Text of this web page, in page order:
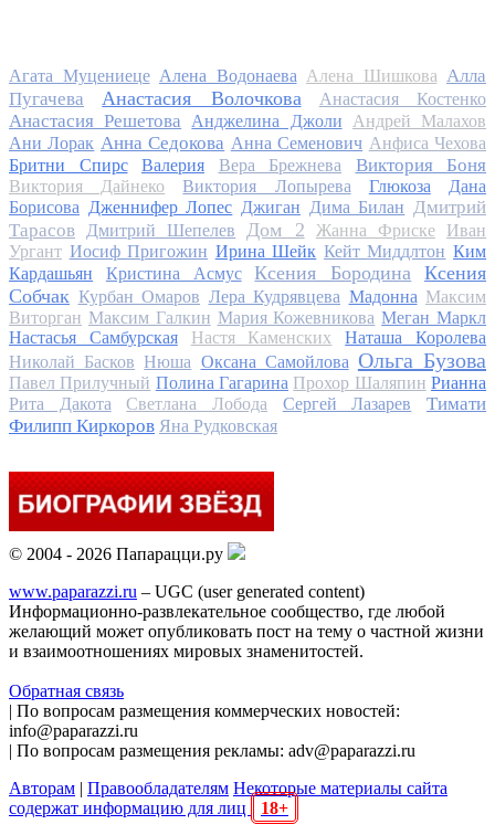
Агата Муцениеце Алена Водонаева Алена Шишкова Алла
Пугачева
Анастасия Волочкова Анастасия Костенко
Анастасия Решетова Анджелина Джоли Андрей Малахов
Ани Лорак Анна Седокова Анна Семенович Анфиса Чехова
Бритни Спирс
Валерия Вера Брежнева Виктория Боня
Виктория Дайнеко Виктория Лопырева Глюкоза
Дана
Борисова Дженнифер Лопес Джиган Дима Билан Дмитрий
Тарасов Дмитрий Шепелев Дом 2 Жанна Фриске
Иван
Ургант Иосиф Пригожин Ирина Шейк Кейт Миддлтон Ким
Кардашьян
Кристина Асмус Ксения Бородина
Ксения
Собчак Курбан Омаров Лера Кудрявцева Мадонна Максим
Виторган Максим Галкин Мария Кожевникова Меган Маркл
Настасья Самбурская
Настя Каменских
Наташа Королева
Николай Басков Нюша Оксана Самойлова Ольга Бузова
Павел Прилучный Полина Гагарина Прохор Шаляпин Рианна
Рита Дакота
Светлана Лобода Сергей Лазарев
Тимати
Филипп Киркоров Яна Рудковская
© 2004 - 2026 Папарацци.ру
www.paparazzi.ru – UGC (user generated content)
Информационно-развлекательное сообщество, где любой
желающий может опубликовать пост на тему о частной жизни
и взаимоотношениях мировых знаменитостей.
Обратная связь
| По вопросам размещения коммерческих новостей:
info@paparazzi.ru
| По вопросам размещения рекламы: adv@paparazzi.ru
Авторам | Правообладателям Некоторые материалы сайта
содержат информацию для лиц
18+